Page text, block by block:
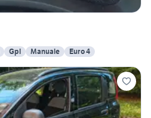
Gpl Manuale Euro 4